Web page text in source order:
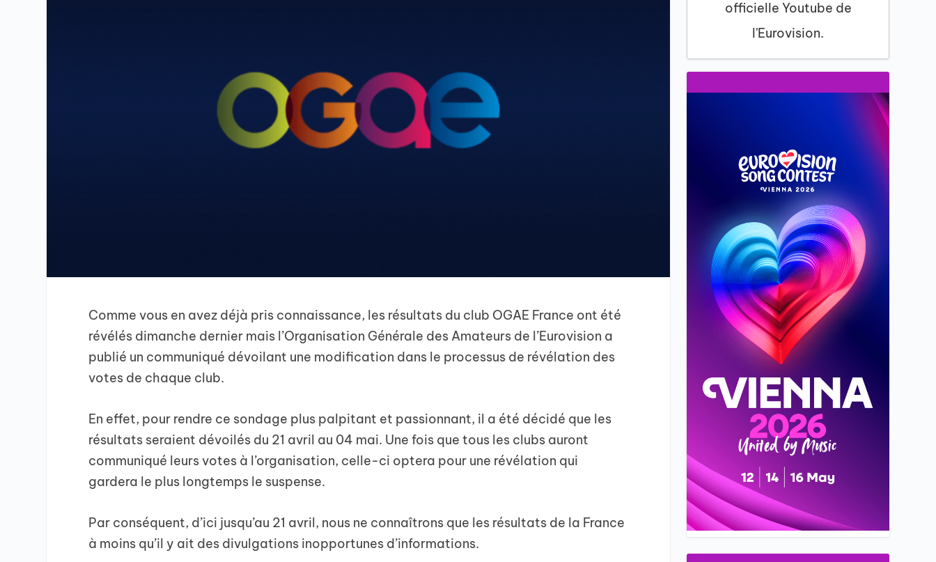
Comme vous en avez déjà pris connaissance, les résultats du club OGAE France ont été
révélés dimanche dernier mais l’Organisation Générale des Amateurs de l’Eurovision a
publié un communiqué dévoilant une modification dans le processus de révélation des
votes de chaque club.
En effet, pour rendre ce sondage plus palpitant et passionnant, il a été décidé que les
résultats seraient dévoilés du 21 avril au 04 mai. Une fois que tous les clubs auront
communiqué leurs votes à l’organisation, celle-ci optera pour une révélation qui
gardera le plus longtemps le suspense.
Par conséquent, d’ici jusqu’au 21 avril, nous ne connaîtrons que les résultats de la France
à moins qu’il y ait des divulgations inopportunes d’informations.
officielle Youtube de
l'Eurovision.